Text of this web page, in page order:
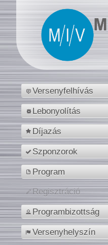
Versenyfelhívás
Lebonyolítás
Díjazás
Szponzorok
Program
Regisztráció
Programbizottság
Versenyhelyszín